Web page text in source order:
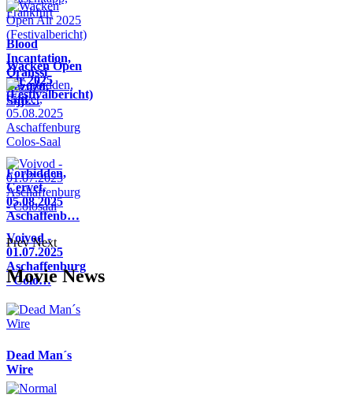
Blood
Incantation,
Oranssi
Pazuzu,
Sijji…
Wacken Open
Air 2025
(Festivalbericht)
Forbidden,
Cervet,
05.08.2025
Aschaffenb…
Voivod -
01.07.2025
Aschaffenburg
- Colo…
Prev Next
Movie News
Dead Man´s
Wire